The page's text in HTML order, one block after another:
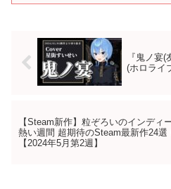
『鬼ノ宴
(ホロライ
【Steam新作】粒ぞろいのインディ
熱い週間 超期待のSteam最新作24選
【2024年5月第2週】